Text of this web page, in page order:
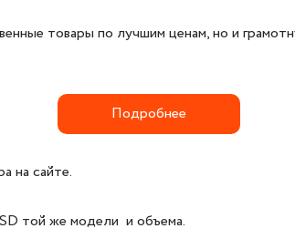
товары по лучшим ценам, но и
Подробнее
на сайте.
той же модели и объема.